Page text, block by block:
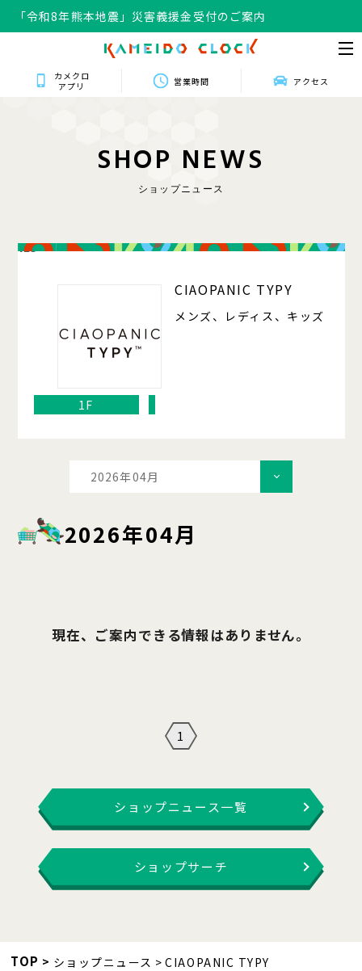
「令和8年熊本地震」災害義援金受付のご案内
カメクロ
アプリ
営業時間 アクセス
SHOP NEWS
ショップニュース
125
CIAOPANIC TYPY
メンズ、レディス、キッズ
1F
2026年04月
2026年04月
現在、ご案内できる情報はありません。
1
ショップニュース一覧
ショップサーチ
TOP ショップニュース CIAOPANIC TYPY